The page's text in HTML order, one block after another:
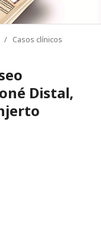
/ Casos clínicos
Distal,